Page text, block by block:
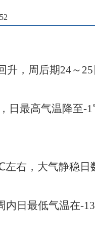
升，周后期24～
日最高气温降至-
右，大气静稳
内日最低气温在